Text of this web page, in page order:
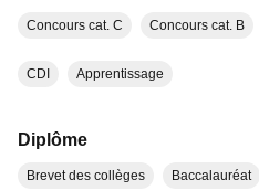
Concours cat. C Concours cat. B
CDI Apprentissage
Diplôme
Brevet des collèges Baccalauréat